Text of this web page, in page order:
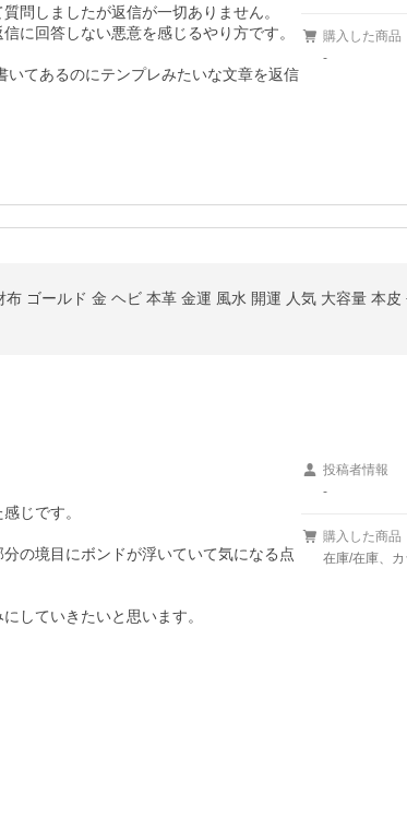
問しましたが返信が一切ありません。
に回答しない悪意を感じるやり方です。
てあるのにテンプレみたいな文章を返信
購入した商品
-
じです。
の境目にボンドが浮いていて気になる点
していきたいと思います。
投稿者情報
-
購入した商品
在庫/在庫、